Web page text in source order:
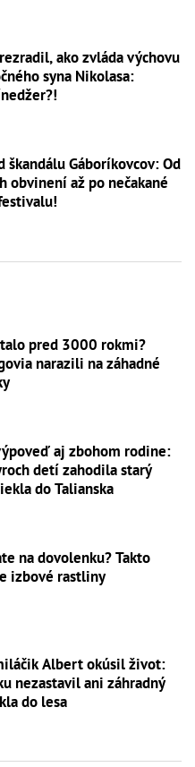
ako zvláda výchovu
syna Nikolasa:
škandálu Gáboríkovcov: Od
obvinení až po nečakané
pred 3000 rokmi?
narazili na záhadné
aj zbohom rodine:
detí zahodila starý
do Talianska
na dovolenku? Takto
izbové rastliny
Albert okúsil život:
nezastavil ani záhradný
do lesa